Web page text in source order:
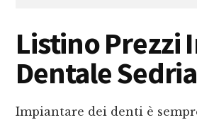
Listino Prezzi
Dentale
Impiantare dei denti è